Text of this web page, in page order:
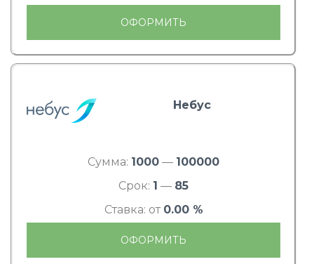
ОФОРМИТЬ
Небус
Сумма: 1000 — 100000
Срок: 1 — 85
Ставка: от 0.00 %
ОФОРМИТЬ